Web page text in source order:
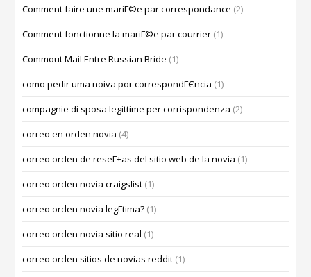
Comment faire une mariГ©e par correspondance (2)
Comment fonctionne la mariГ©e par courrier (1)
Commout Mail Entre Russian Bride (1)
como pedir uma noiva por correspondГЄncia (1)
compagnie di sposa legittime per corrispondenza (2)
correo en orden novia (4)
correo orden de reseГ±as del sitio web de la novia (1)
correo orden novia craigslist (1)
correo orden novia legГ­tima? (1)
correo orden novia sitio real (1)
correo orden sitios de novias reddit (1)